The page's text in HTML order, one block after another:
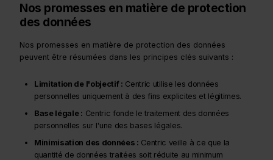
Nos promesses en matière de protection
des données
Nos promesses en matière de protection des données
peuvent être résumées dans les principes clés suivants :
Limitation de l'objectif : Centric utilise les données
personnelles uniquement à des fins explicites et légitimes.
Base légale : Centric fonde le traitement des données
personnelles sur l'une des bases légales.
Minimisation des données : Centric veille à ce que la
quantité de données traitées soit réduite au minimum